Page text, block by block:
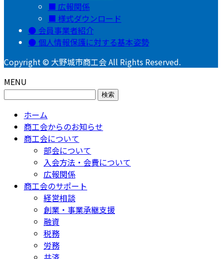
広報関係
様式ダウンロード
会員事業者紹介
個人情報保護に対する基本姿勢
Copyright © 大野城市商工会 All Rights Reserved.
MENU
検
ホーム
商工会からのお知らせ
商工会について
部会について
入会方法・会費について
広報関係
商工会のサポート
経営相談
創業・事業承継支援
融資
税務
労務